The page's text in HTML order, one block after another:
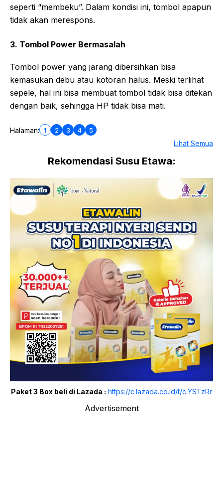
seperti “membeku”. Dalam kondisi ini, tombol apapun
tidak akan merespons.
3. Tombol Power Bermasalah
Tombol power yang jarang dibersihkan bisa
kemasukan debu atau kotoran halus. Meski terlihat
sepele, hal ini bisa membuat tombol tidak bisa ditekan
dengan baik, sehingga HP tidak bisa mati.
Halaman: 1 2 3 4 5
Lihat Semua
Rekomendasi Susu Etawa:
Paket 3 Box beli di Lazada : https://c.lazada.co.id/t/c.YSTzRr
Advertisement